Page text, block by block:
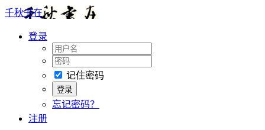
千秋书在
登录
记住密码
忘记密码？
注册